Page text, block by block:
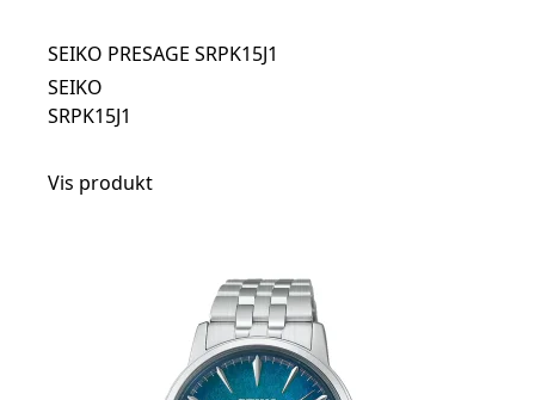
SEIKO PRESAGE SRPK15J1
SEIKO
SRPK15J1
Vis produkt